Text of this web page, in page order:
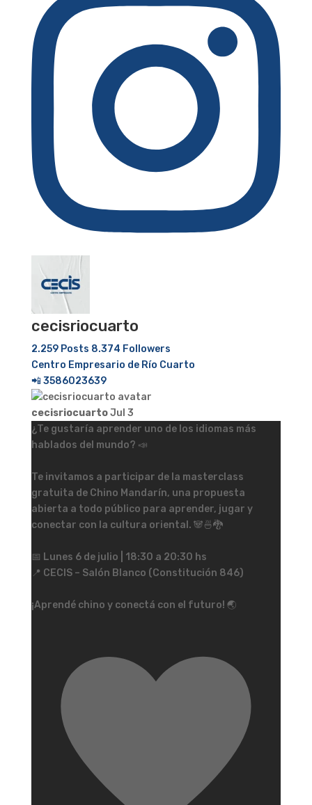
cecisriocuarto
2.259 Posts 8.374 Followers
Centro Empresario de Río Cuarto
📲 3586023639
cecisriocuartoJul 3
¿Te gustaría aprender uno de los idiomas más
hablados del mundo? 📣
Te invitamos a participar de la masterclass
gratuita de Chino Mandarín, una propuesta
abierta a todo público para aprender, jugar y
conectar con la cultura oriental. 🐼🍜🐉
📅 Lunes 6 de julio | 18:30 a 20:30 hs
📍 CECIS – Salón Blanco (Constitución 846)
¡Aprendé chino y conectá con el futuro! 🌏